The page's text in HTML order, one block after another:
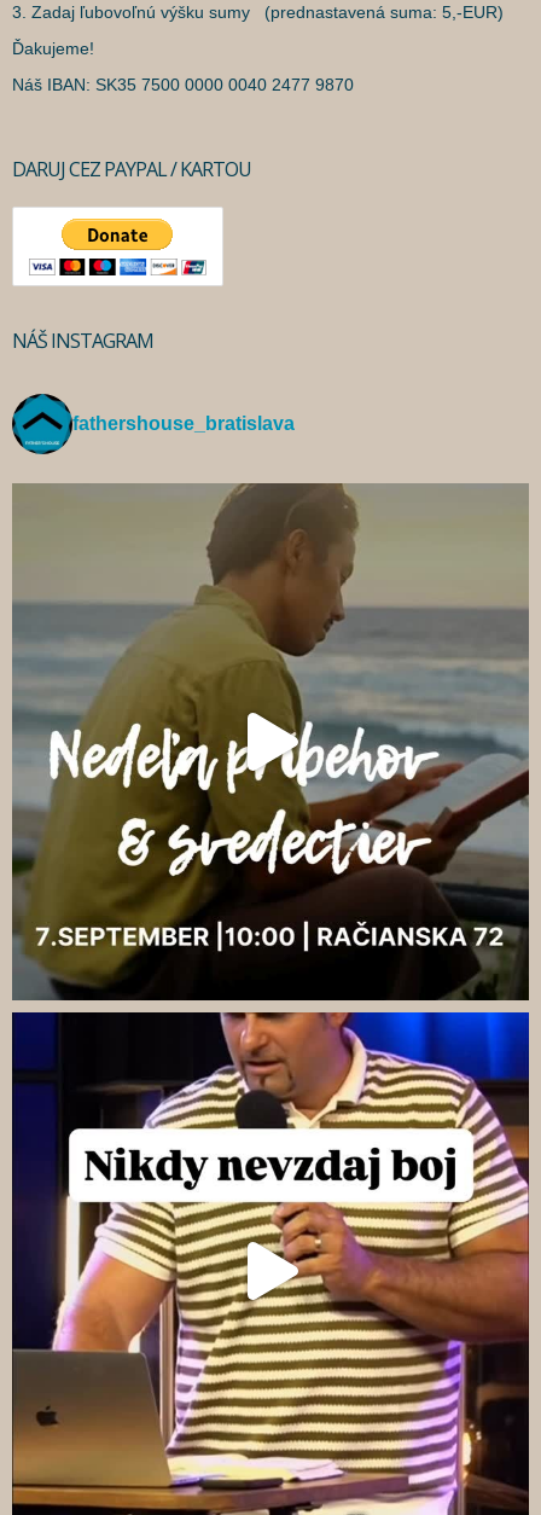
3. Zadaj ľubovoľnú výšku sumy (prednastavená suma: 5,-EUR)
Ďakujeme!
Náš IBAN: SK35 7500 0000 0040 2477 9870
DARUJ CEZ PAYPAL / KARTOU
NÁŠ INSTAGRAM
fathershouse_bratislava